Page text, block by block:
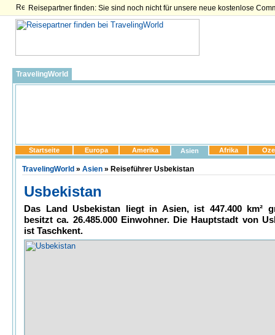
Reisepartner finden: Sie sind noch nicht für unsere neue kostenlose
TravelingWorld
Startseite Europa Amerika Asien Afrika
TravelingWorld » Asien » Reiseführer Usbekistan
Usbekistan
Das Land Usbekistan liegt in Asien, ist 447.400 km²
besitzt ca. 26.485.000 Einwohner. Die Hauptstadt von
ist Taschkent.